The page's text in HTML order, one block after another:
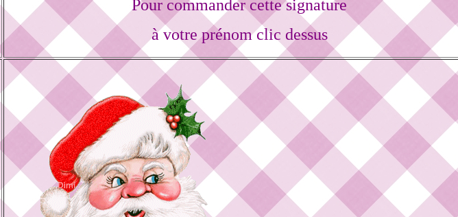
Pour commander cette signature
à votre prénom clic dessus